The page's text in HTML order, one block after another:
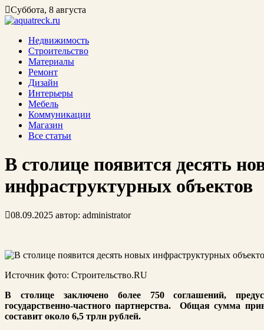
Суббота, 8 августа
Недвижимость
Строительство
Материалы
Ремонт
Дизайн
Интерьеры
Мебель
Коммуникации
Магазин
Все статьи
В столице появится десять
инфраструктурных объектов
08.09.2025 автор: administrator
Источник фото: Строительство.RU
В столице заключено более 750 соглашений,
государственно-частного партнерства. Общая сумма
составит около 6,5 трлн рублей.